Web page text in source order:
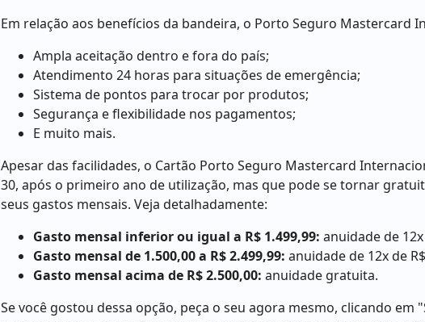
Em relação aos benefícios da bandeira, o Porto Seguro Mastercard
Ampla aceitação dentro e fora do país;
Atendimento 24 horas para situações de emergência;
Sistema de pontos para trocar por produtos;
Segurança e flexibilidade nos pagamentos;
E muito mais.
Apesar das facilidades, o Cartão Porto Seguro Mastercard
30, após o primeiro ano de utilização, mas que pode se tornar
seus gastos mensais. Veja detalhadamente:
Gasto mensal inferior ou igual a R$ 1.499,99: anuidade de 12x
Gasto mensal de 1.500,00 a R$ 2.499,99: anuidade de 12x de
Gasto mensal acima de R$ 2.500,00: anuidade gratuita.
Se você gostou dessa opção, peça o seu agora mesmo, clicando em